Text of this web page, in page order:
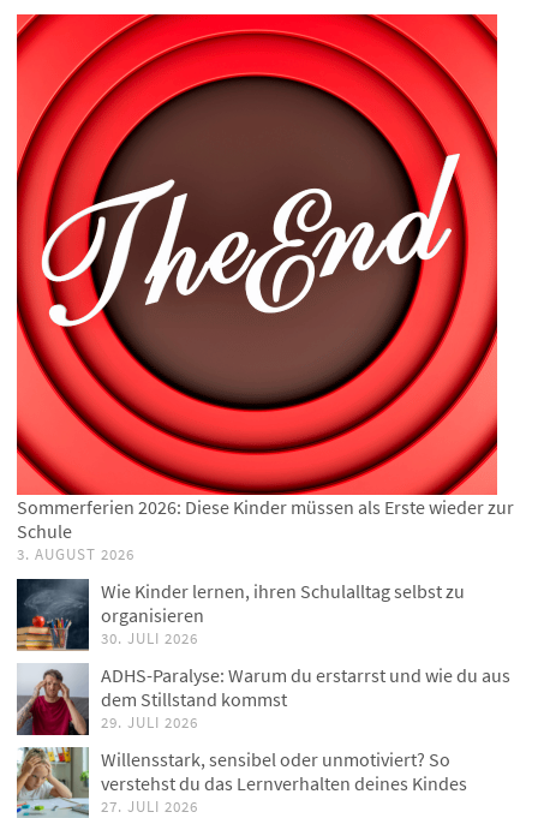
Sommerferien 2026: Diese Kinder müssen als Erste wieder zur
Schule
3. AUGUST 2026
Wie Kinder lernen, ihren Schulalltag selbst zu
organisieren
30. JULI 2026
ADHS-Paralyse: Warum du erstarrst und wie du aus
dem Stillstand kommst
29. JULI 2026
Willensstark, sensibel oder unmotiviert? So
verstehst du das Lernverhalten deines Kindes
27. JULI 2026